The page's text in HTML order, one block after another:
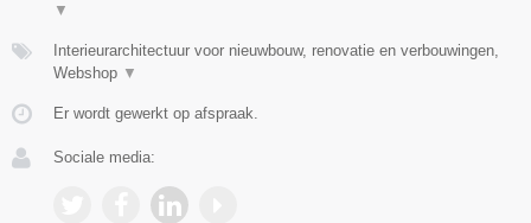
▼
Interieurarchitectuur voor nieuwbouw, renovatie en verbouwingen,
Webshop ▼
Er wordt gewerkt op afspraak.
Sociale media: